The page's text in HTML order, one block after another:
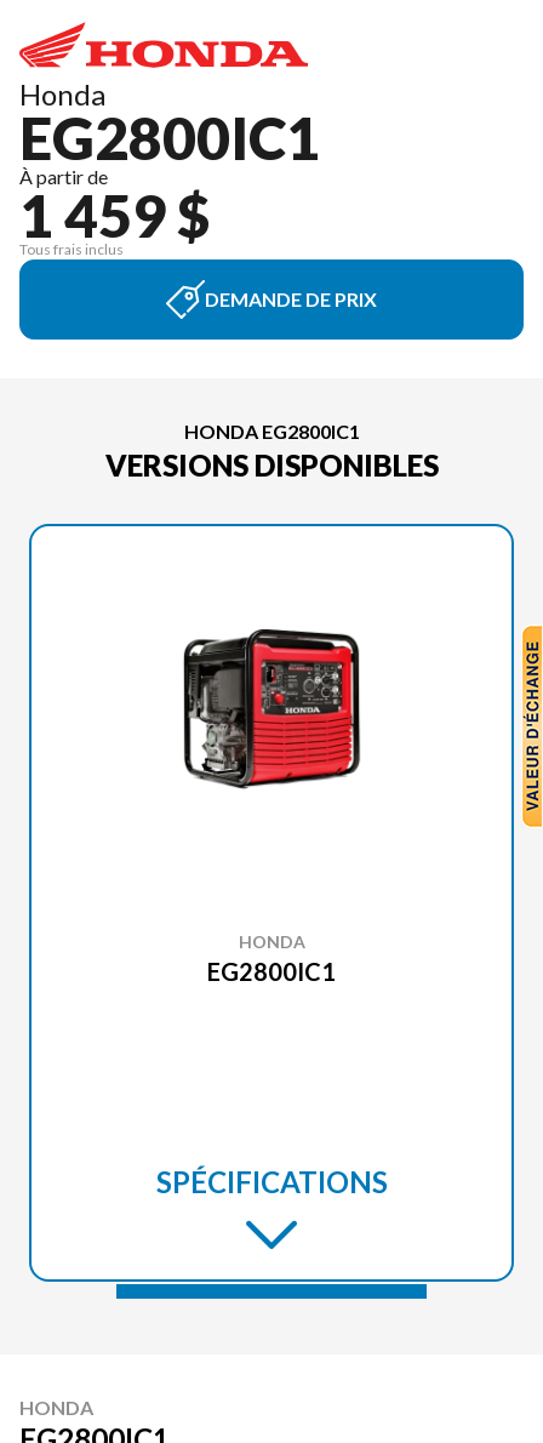
Honda
EG2800IC1
À partir de
1 459 $
Tous frais inclus
DEMANDE DE PRIX
HONDA EG2800IC1
VERSIONS DISPONIBLES
HONDA
EG2800IC1
SPÉCIFICATIONS
HONDA